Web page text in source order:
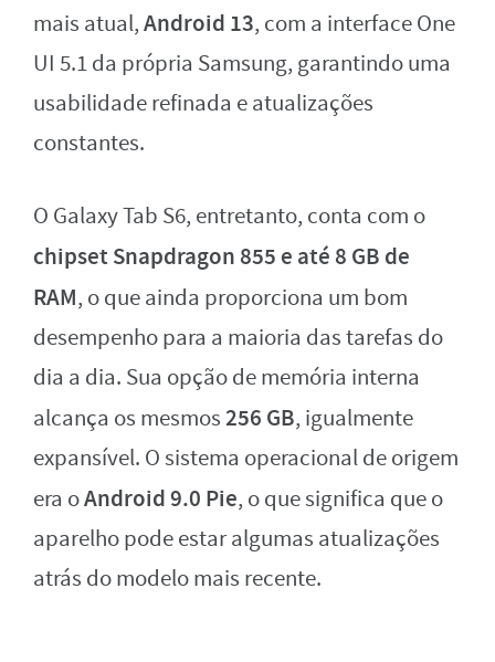
mais atual,Android 13, com a interface One
UI 5.1 da própria Samsung, garantindo uma
usabilidade refinada e atualizações
constantes.
O Galaxy Tab S6, entretanto, conta com o
chipset Snapdragon 855 e até 8 GB de
RAM, o que ainda proporciona um bom
desempenho para a maioria das tarefas do
dia a dia. Sua opção de memória interna
alcança os mesmos256 GB, igualmente
expansível. O sistema operacional de origem
era oAndroid 9.0 Pie, o que significa que o
aparelho pode estar algumas atualizações
atrás do modelo mais recente.